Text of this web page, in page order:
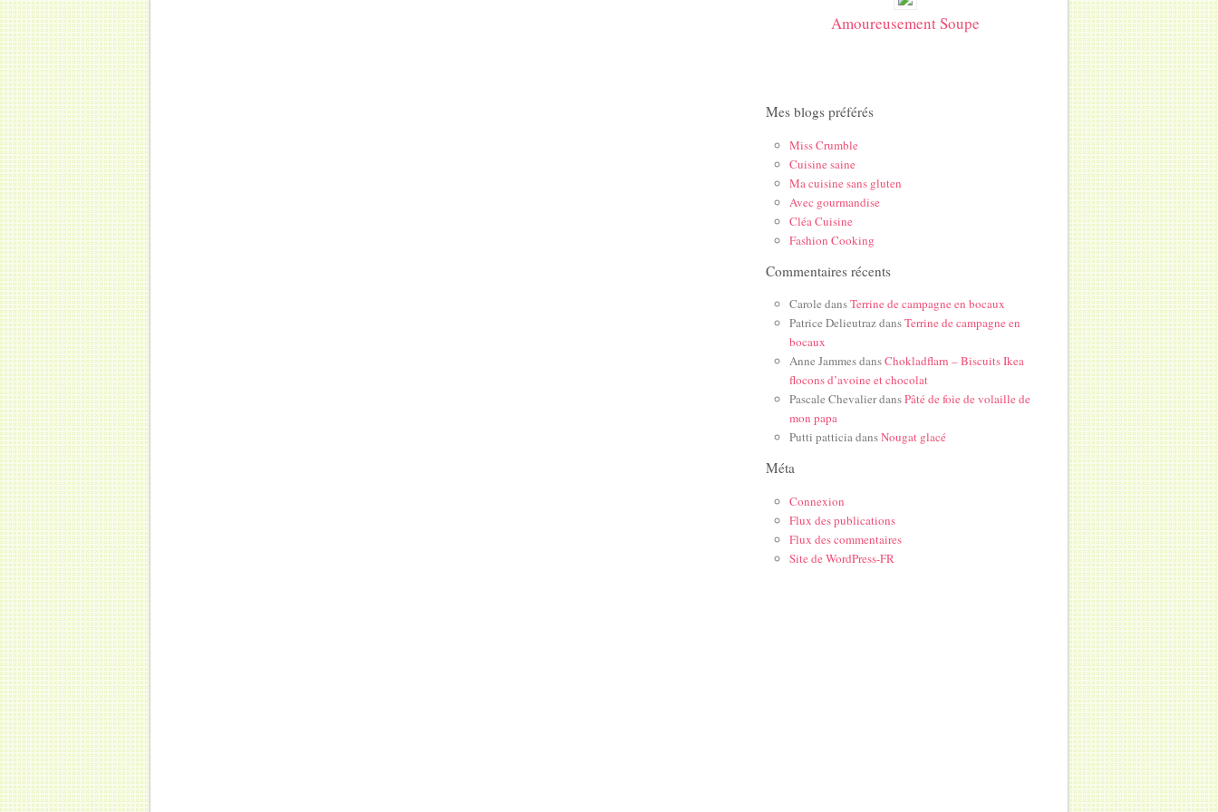
Amoureusement Soupe
Mes blogs préférés
Miss Crumble
Cuisine saine
Ma cuisine sans gluten
Avec gourmandise
Cléa Cuisine
Fashion Cooking
Commentaires récents
Carole dansTerrine de campagne en bocaux
Patrice DelieutrazdansTerrine de campagne en
bocaux
Anne JammesdansChokladflarn – Biscuits Ikea
flocons d’avoine et chocolat
Pascale ChevalierdansPâté de foie de volaille de
mon papa
Putti patticiadansNougat glacé
Méta
Connexion
Flux des publications
Flux des commentaires
Site de WordPress-FR